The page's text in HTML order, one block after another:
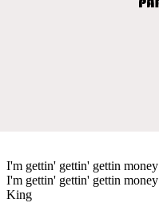
I'm gettin' gettin' gettin money
I'm gettin' gettin' gettin money
King